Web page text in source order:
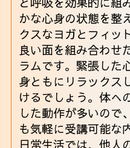
かな心身の状態を整
クスなヨガとフィッ
良い面を組み合わせ
ラムです。緊張した
身ともにリラックス
けるでしょう。体へ
した動作が多いので
も気軽に受講可能な
日常生活では、他人